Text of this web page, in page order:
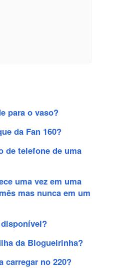
para o vaso?
da Fan 160?
de telefone de uma
uma vez em uma
mas nunca em um
da Blogueirinha?
carregar no 220?